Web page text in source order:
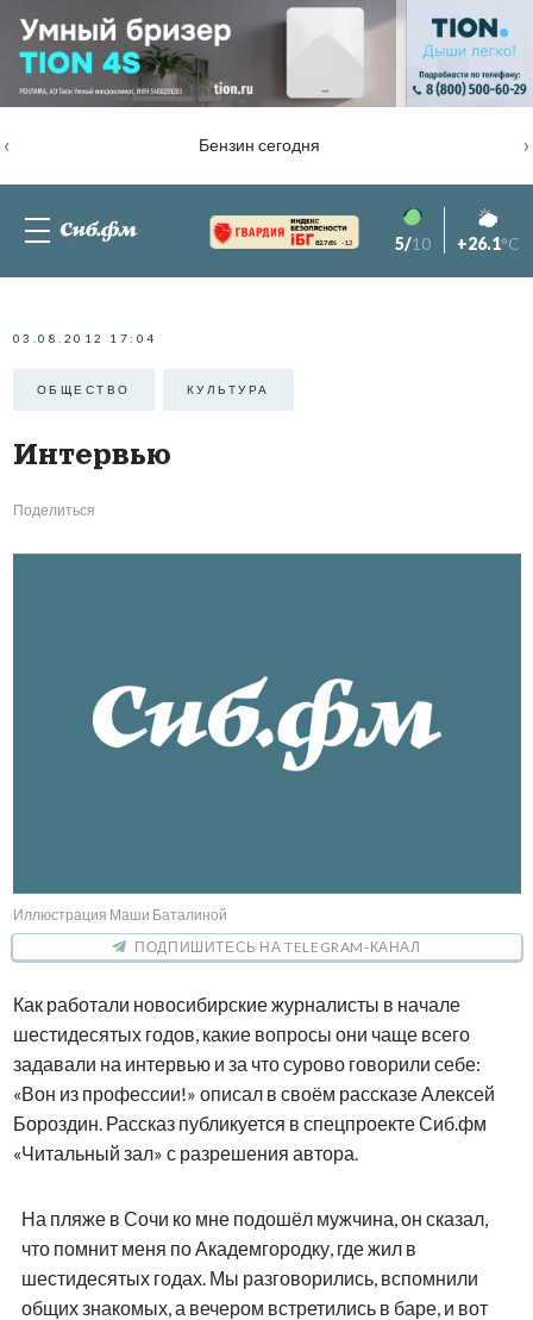
Бензин сегодня
‹ ›
82.76% -1.2 5/10 +26.1°C
03.08.2012 17:04
ОБЩЕСТВО КУЛЬТУРА
Интервью
Поделиться
Иллюстрация Маши Баталиной
ПОДПИШИТЕСЬ НА TELEGRAM-КАНАЛ
Как работали новосибирские журналисты в начале
шестидесятых годов, какие вопросы они чаще всего
задавали на интервью и за что сурово говорили себе:
«Вон из профессии!» описал в своём рассказе Алексей
Бороздин. Рассказ публикуется в спецпроекте Сиб.фм
«Читальный зал» с разрешения автора.
На пляже в Сочи ко мне подошёл мужчина, он сказал,
что помнит меня по Академгородку, где жил в
шестидесятых годах. Мы разговорились, вспомнили
общих знакомых, а вечером встретились в баре, и вот